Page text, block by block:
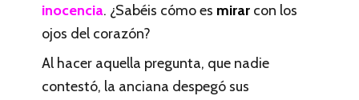
inocencia. ¿Sabéis cómo es mirar con los
ojos del corazón?
Al hacer aquella pregunta, que nadie
contestó, la anciana despegó sus